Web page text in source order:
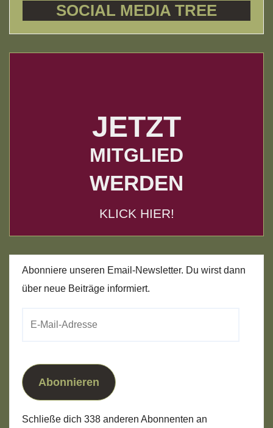
SOCIAL MEDIA TREE
JETZT
MITGLIED
WERDEN
KLICK HIER!
Abonniere unseren Email-Newsletter. Du wirst dann
über neue Beiträge informiert.
Abonnieren
Schließe dich 338 anderen Abonnenten an